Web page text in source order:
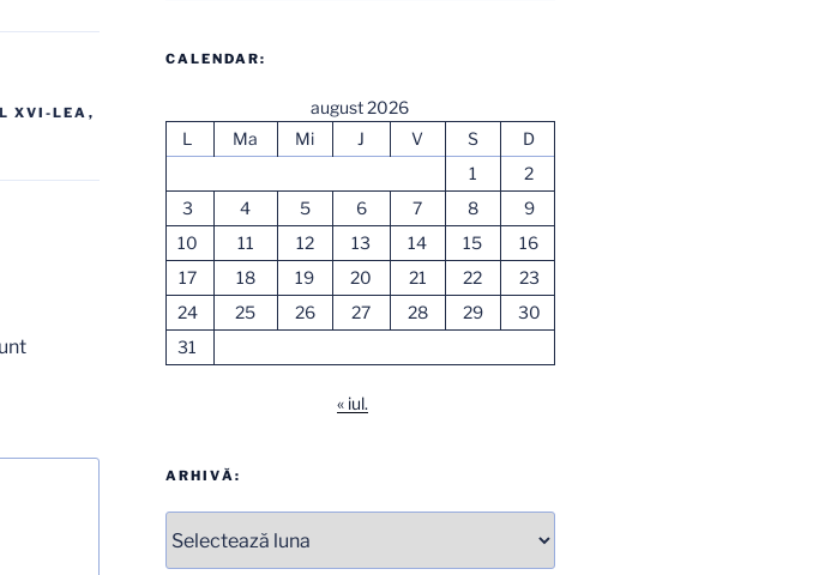
XVI-LEA ,
CALENDAR:
august 2026
L
Ma Mi J V S
D
1
2
3
4 5 6 7 8
9
10
11 12 13 14 15
16
17
18 19 20 21 22
23
24
25 26 27 28 29
30
31
« iul.
ARHIVĂ: